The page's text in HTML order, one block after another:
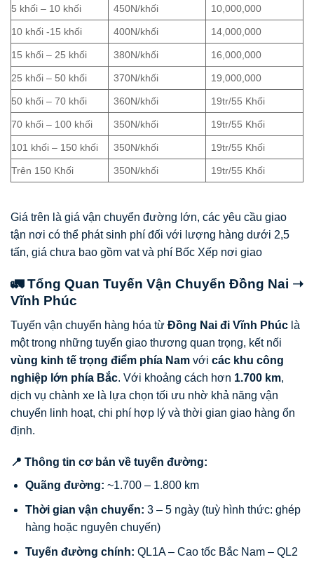
5 khối – 10 khối 450N/khối 10,000,000
10 khối -15 khối 400N/khối 14,000,000
15 khối – 25 khối 380N/khối 16,000,000
25 khối – 50 khối 370N/khối 19,000,000
50 khối – 70 khối 360N/khối 19tr/55 Khối
70 khối – 100 khối 350N/khối 19tr/55 Khối
101 khối – 150 khối 350N/khối 19tr/55 Khối
Trên 150 Khối 350N/khối 19tr/55 Khối
Giá trên là giá vận chuyển đường lớn, các yêu cầu giao
tận nơi có thể phát sinh phí đối với lượng hàng dưới 2,5
tấn, giá chưa bao gồm vat và phí Bốc Xếp nơi giao
🚛 Tổng Quan Tuyến Vận Chuyển Đồng Nai ➝
Vĩnh Phúc
Tuyến vận chuyển hàng hóa từ Đồng Nai đi Vĩnh Phúc là
một trong những tuyến giao thương quan trọng, kết nối
vùng kinh tế trọng điểm phía Nam với các khu công
nghiệp lớn phía Bắc. Với khoảng cách hơn 1.700 km,
dịch vụ chành xe là lựa chọn tối ưu nhờ khả năng vận
chuyển linh hoạt, chi phí hợp lý và thời gian giao hàng ổn
định.
📍 Thông tin cơ bản về tuyến đường:
Quãng đường: ~1.700 – 1.800 km
Thời gian vận chuyển: 3 – 5 ngày (tuỳ hình thức: ghép
hàng hoặc nguyên chuyến)
Tuyến đường chính: QL1A – Cao tốc Bắc Nam – QL2